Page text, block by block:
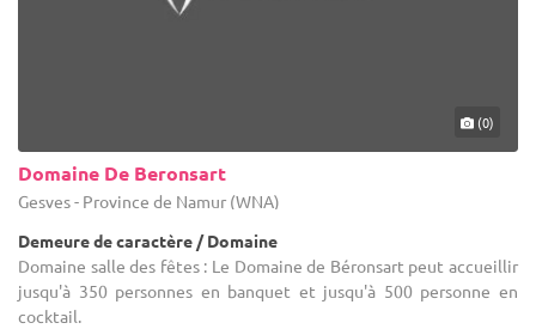
(0)
Domaine De Beronsart
Gesves - Province de Namur (WNA)
Demeure de caractère / Domaine
Domaine salle des fêtes : Le Domaine de Béronsart peut accueillir
jusqu'à 350 personnes en banquet et jusqu'à 500 personne en
cocktail.